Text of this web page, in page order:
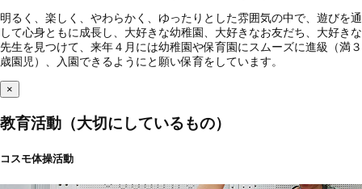
明るく、楽しく、やわらかく、ゆったりとした雰囲気の中で、遊びを通
して心身ともに成長し、大好きな幼稚園、大好きなお友だち、大好きな
先生を見つけて、来年４月には幼稚園や保育園にスムーズに進級（満３
歳園児）、入園できるようにと願い保育をしています。
×
教育活動（大切にしているもの）
コスモ体操活動